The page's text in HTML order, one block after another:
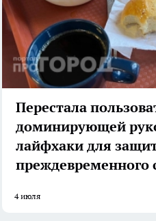
Перестала
доминирующей
лайфхаки для
преждевременного
4 июля